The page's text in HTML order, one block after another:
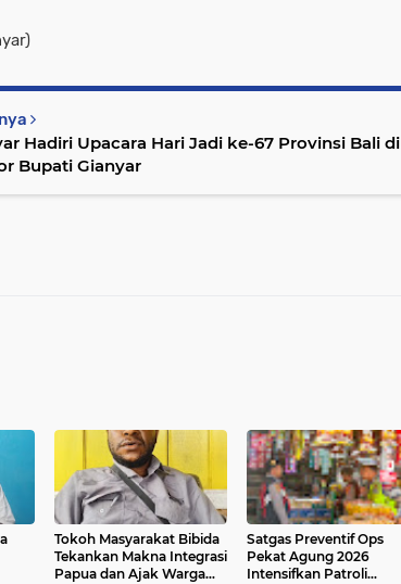
Hadiri Upacara Hari Jadi ke-67 Provinsi Bali di
Bupati Gianyar
Tokoh Masyarakat Bibida
Tekankan Makna Integrasi
Papua dan Ajak Warga
Satgas Preventif Ops
Pekat Agung 2026
Intensifkan Patroli